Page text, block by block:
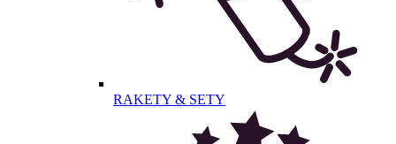
RAKETY & SETY